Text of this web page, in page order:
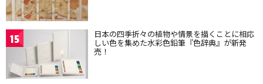
15 日本の四季折々の植物や情景を描くことに相応
しい色を集めた水彩色鉛筆『色辞典』が新発
売！